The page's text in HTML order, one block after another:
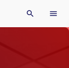
search menu